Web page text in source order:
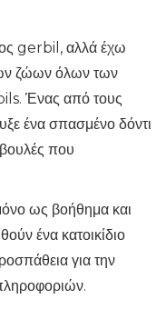
gerbil, αλλά έχω
ζώων όλων των
Ένας από τους
ένα σπασμένο δόντι
που
ως βοήθημα και
ένα κατοικίδιο
για την